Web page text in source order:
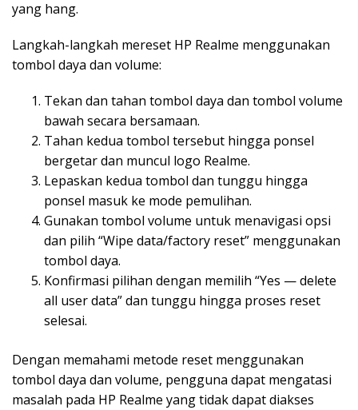
yang hang.
Langkah-langkah mereset HP Realme menggunakan
tombol daya dan volume:
Tekan dan tahan tombol daya dan tombol volume
bawah secara bersamaan.
Tahan kedua tombol tersebut hingga ponsel
bergetar dan muncul logo Realme.
Lepaskan kedua tombol dan tunggu hingga
ponsel masuk ke mode pemulihan.
Gunakan tombol volume untuk menavigasi opsi
dan pilih “Wipe data/factory reset” menggunakan
tombol daya.
Konfirmasi pilihan dengan memilih “Yes — delete
all user data” dan tunggu hingga proses reset
selesai.
Dengan memahami metode reset menggunakan
tombol daya dan volume, pengguna dapat mengatasi
masalah pada HP Realme yang tidak dapat diakses